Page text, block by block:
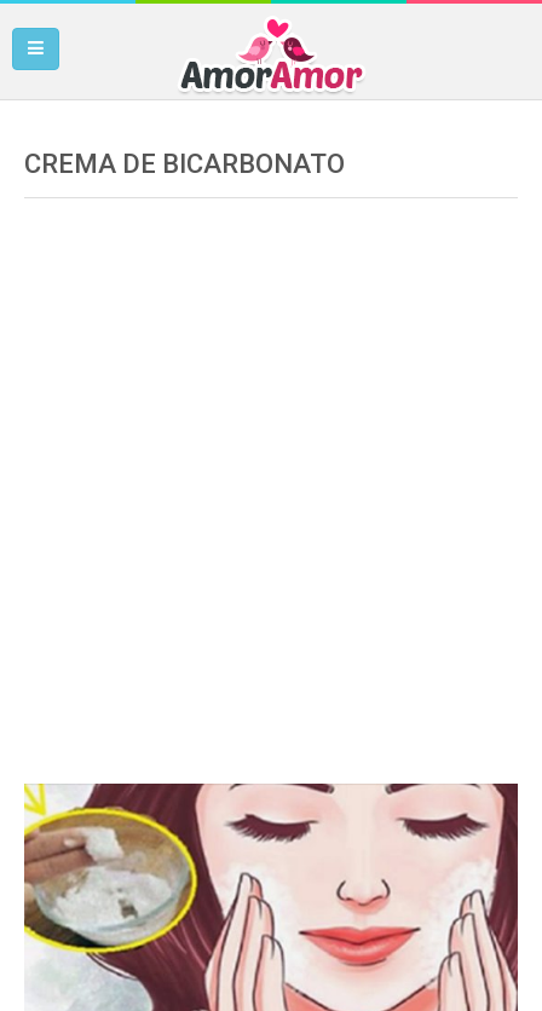
CREMA DE BICARBONATO